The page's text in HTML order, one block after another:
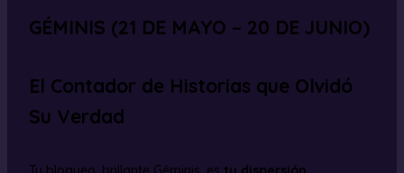
GÉMINIS (21 DE MAYO – 20 DE JUNIO)
El Contador de Historias que Olvidó
Su Verdad